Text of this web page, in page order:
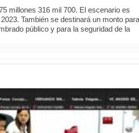
millones 316 mil 700. El escenario es
También se destinará un monto para
público y para la seguridad de la